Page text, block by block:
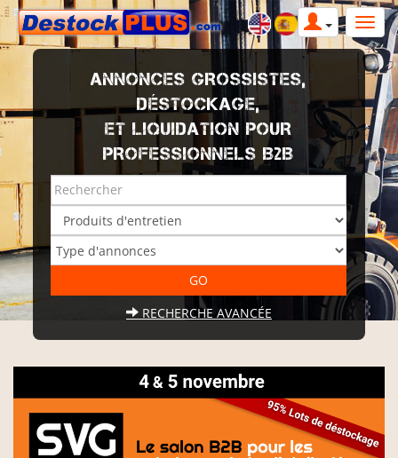
ANNONCES GROSSISTES,
DÉSTOCKAGE,
ET LIQUIDATION POUR
PROFESSIONNELS B2B
RECHERCHE AVANCÉE